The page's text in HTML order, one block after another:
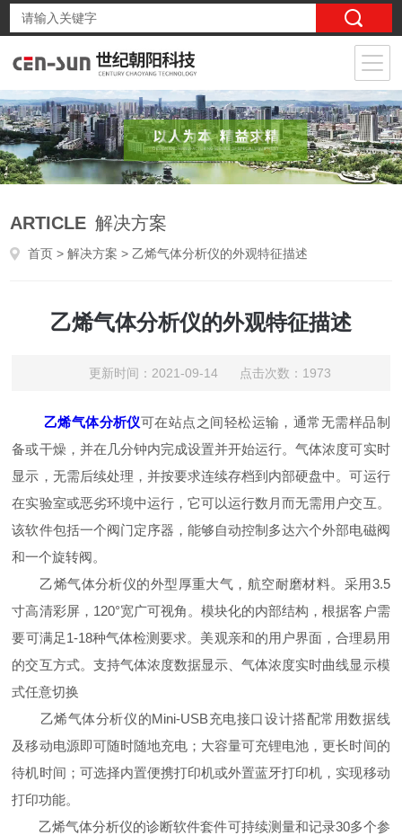
ARTICLE 解决方案
首页 >解决方案 > 乙烯气体分析仪的外观特征描述
乙烯气体分析仪的外观特征描述
更新时间：2021-09-14 点击次数：1973
乙烯气体分析仪可在站点之间轻松运输，通常无需样品制
备或干燥，并在几分钟内完成设置并开始运行。气体浓度可实时
显示，无需后续处理，并按要求连续存档到内部硬盘中。可运行
在实验室或恶劣环境中运行，它可以运行数月而无需用户交互。
该软件包括一个阀门定序器，能够自动控制多达六个外部电磁阀
和一个旋转阀。
乙烯气体分析仪的外型厚重大气，航空耐磨材料。采用3.5
寸高清彩屏，120°宽广可视角。模块化的内部结构，根据客户需
要可满足1-18种气体检测要求。美观亲和的用户界面，合理易用
的交互方式。支持气体浓度数据显示、气体浓度实时曲线显示模
式任意切换
乙烯气体分析仪的Mini-USB充电接口设计搭配常用数据线
及移动电源即可随时随地充电；大容量可充锂电池，更长时间的
待机时间；可选择内置便携打印机或外置蓝牙打印机，实现移动
打印功能。
乙烯气体分析仪的诊断软件套件可持续测量和记录30多个参